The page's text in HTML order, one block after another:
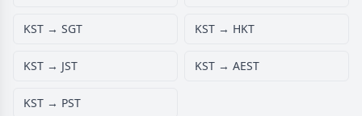
KST → SGT KST → HKT
KST → JST KST → AEST
KST → PST